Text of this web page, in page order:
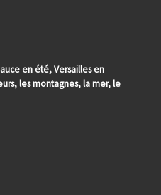
en été, Versailles en
les montagnes, la mer, le